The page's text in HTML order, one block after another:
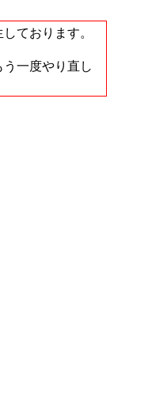
ております。
一度やり直し